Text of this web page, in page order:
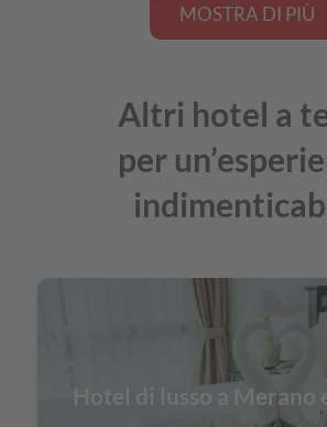
MOSTRA DI PIÙ
Altri hotel a
per
Hotel di lusso a Merano